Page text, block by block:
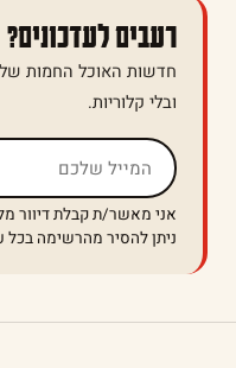
רעבים לעדכונים?
חדשות האוכל החמות
ובלי קלוריות.
אל תמלאו שדה זה
אני מאשר/ת קבלת דיוור
ניתן להסיר מהרשימה בכל